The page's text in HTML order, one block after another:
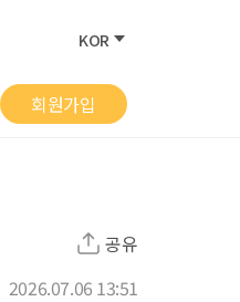
KOR
회원가입
공유
2026.07.06 13:51